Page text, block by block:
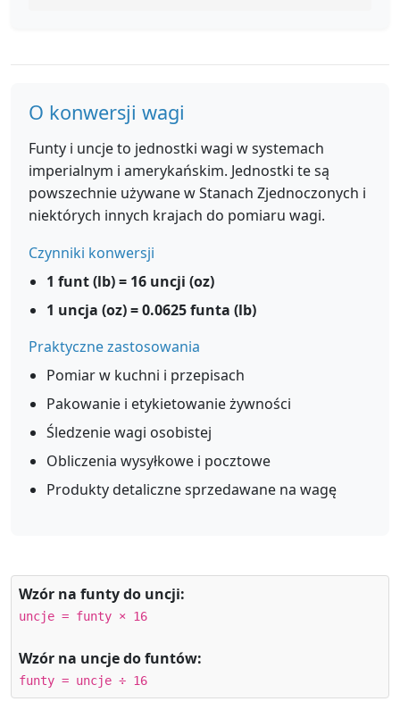
O konwersji wagi
Funty i uncje to jednostki wagi w systemach
imperialnym i amerykańskim. Jednostki te są
powszechnie używane w Stanach Zjednoczonych i
niektórych innych krajach do pomiaru wagi.
Czynniki konwersji
1 funt (lb) = 16 uncji (oz)
1 uncja (oz) = 0.0625 funta (lb)
Praktyczne zastosowania
Pomiar w kuchni i przepisach
Pakowanie i etykietowanie żywności
Śledzenie wagi osobistej
Obliczenia wysyłkowe i pocztowe
Produkty detaliczne sprzedawane na wagę
Wzór na funty do uncji:
uncje = funty × 16
Wzór na uncje do funtów:
funty = uncje ÷ 16